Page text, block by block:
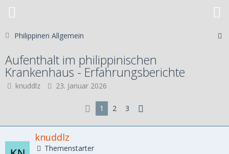
Philippinen Allgemein
Aufenthalt im philippinischen
Krankenhaus - Erfahrungsberichte
knuddlz 23. Januar 2026
1 2 3
knuddlz
Themenstarter